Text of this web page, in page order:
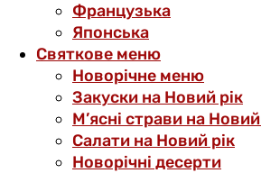
Французька
Японська
Святкове меню
Новорічне меню
Закуски на Новий рік
М’ясні страви на Новий
Салати на Новий рік
Новорічні десерти